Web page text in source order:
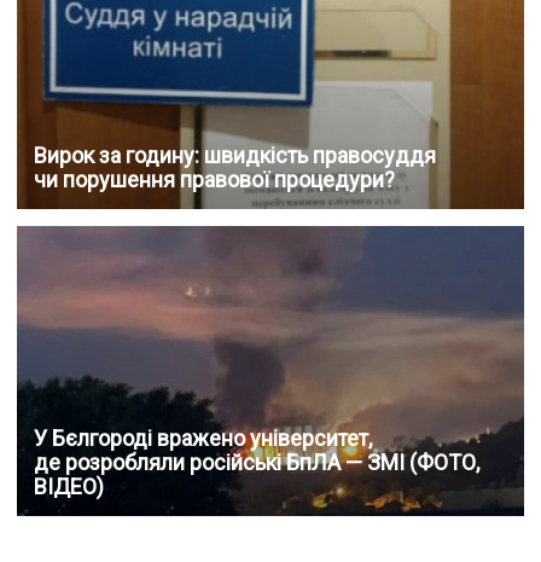
Вирок за годину: швидкість правосуддя
чи порушення правової процедури?
У Бєлгороді вражено університет,
де розробляли російські БпЛА — ЗМІ (ФОТО,
ВІДЕО)